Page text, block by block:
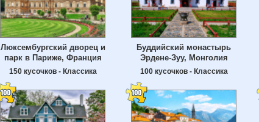
Люксембургский дворец и
парк в Париже, Франция
150 кусочков - Классика
Буддийский монастырь
Эрдене-Зуу, Монголия
100 кусочков - Классика